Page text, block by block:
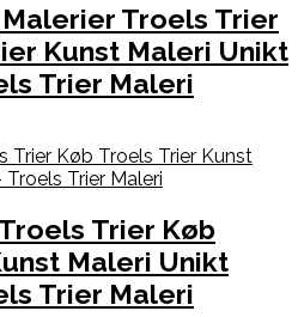
Troels Trier
Kunst Maleri Unikt
Trier Maleri
Trier Køb
Maleri Unikt
Trier Maleri